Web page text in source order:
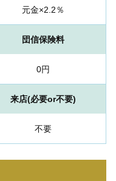
元金×2.2％
団信保険料
0円
来店(必要or不要)
不要